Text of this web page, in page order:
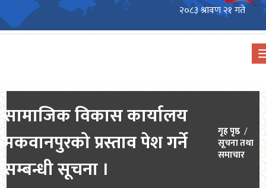
२०८३ श्रावण २१ गते
सामाजिक विकास कार्यालय
मकवानपुरको प्रस्ताव पेश गर्ने
सम्बन्धी सूचना ।
गृह पृष्ठ
सूचना तथा
समाचार